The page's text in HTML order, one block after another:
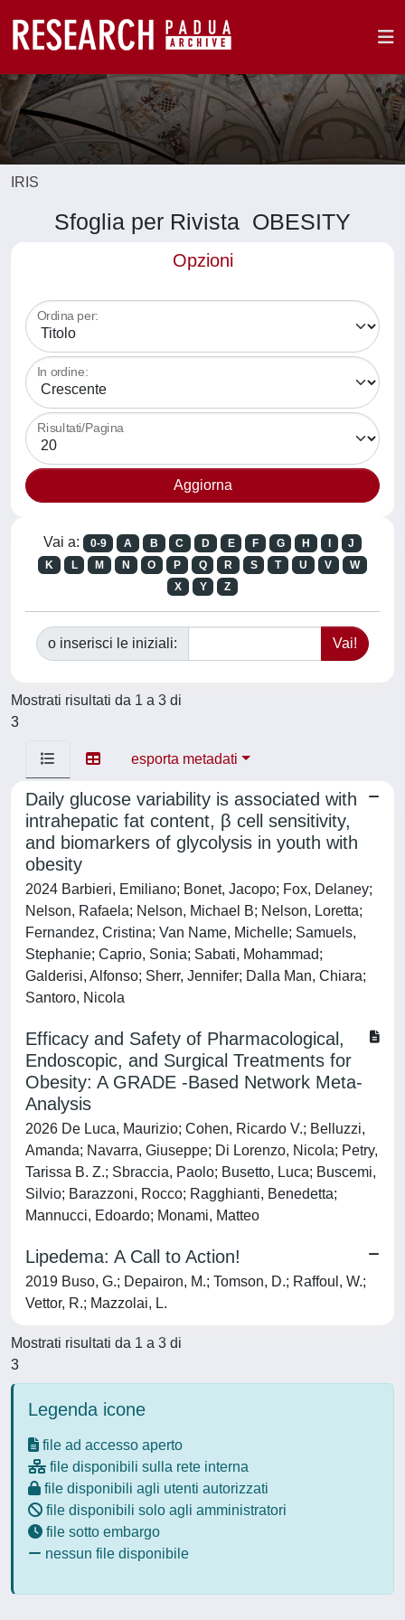
IRIS
Sfoglia per Rivista OBESITY
Opzioni
Ordina per:
In ordine:
Risultati/Pagina
Vai a: 0-9 A B C D E F G H
J
K
L M N O P Q R S T U V
W
X
Y Z
o inserisci le iniziali:
Mostrati risultati da 1 a 3 di
3
esporta metadati
Daily glucose variability is associated with
intrahepatic fat content, β cell sensitivity,
and biomarkers of glycolysis in youth with
obesity
2024 Barbieri, Emiliano; Bonet, Jacopo; Fox, Delaney;
Nelson, Rafaela; Nelson, Michael B; Nelson, Loretta;
Fernandez, Cristina; Van Name, Michelle; Samuels,
Stephanie; Caprio, Sonia; Sabati, Mohammad;
Galderisi, Alfonso; Sherr, Jennifer; Dalla Man, Chiara;
Santoro, Nicola
Efficacy and Safety of Pharmacological,
Endoscopic, and Surgical Treatments for
Obesity: A GRADE ‐Based Network Meta‐
Analysis
2026 De Luca, Maurizio; Cohen, Ricardo V.; Belluzzi,
Amanda; Navarra, Giuseppe; Di Lorenzo, Nicola; Petry,
Tarissa B. Z.; Sbraccia, Paolo; Busetto, Luca; Buscemi,
Silvio; Barazzoni, Rocco; Ragghianti, Benedetta;
Mannucci, Edoardo; Monami, Matteo
Lipedema: A Call to Action!
2019 Buso, G.; Depairon, M.; Tomson, D.; Raffoul, W.;
Vettor, R.; Mazzolai, L.
Mostrati risultati da 1 a 3 di
3
Legenda icone
file ad accesso aperto
file disponibili sulla rete interna
file disponibili agli utenti autorizzati
file disponibili solo agli amministratori
file sotto embargo
nessun file disponibile